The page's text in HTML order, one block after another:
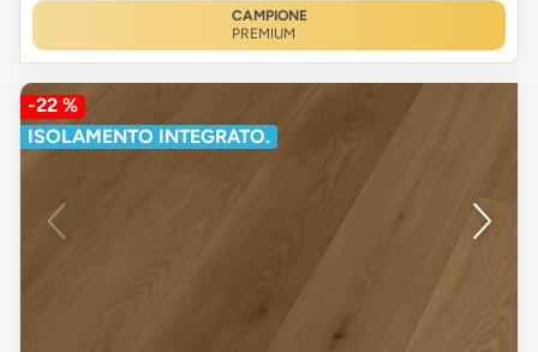
CAMPIONE
PREMIUM
-22 %
ISOLAMENTO INTEGRATO.